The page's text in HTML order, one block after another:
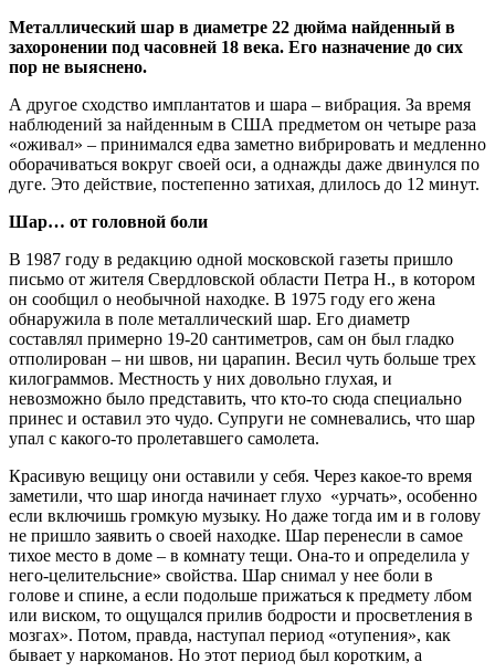
Металлический шар в диаметре 22 дюйма найденный в
захоронении под часовней 18 века. Его назначение до сих
пор не выяснено.
А другое сходство имплантатов и шара – вибрация. За время
наблюдений за найденным в США предметом он четыре раза
«оживал» – принимался едва заметно вибрировать и медленно
оборачиваться вокруг своей оси, а однажды даже двинулся по
дуге. Это действие, постепенно затихая, длилось до 12 минут.
Шар… от головной боли
В 1987 году в редакцию одной московской газеты пришло
письмо от жителя Свердловской области Петра Н., в котором
он сообщил о необычной находке. В 1975 году его жена
обнаружила в поле металлический шар. Его диаметр
составлял примерно 19-20 сантиметров, сам он был гладко
отполирован – ни швов, ни царапин. Весил чуть больше трех
килограммов. Местность у них довольно глухая, и
невозможно было представить, что кто-то сюда специально
принес и оставил это чудо. Супруги не сомневались, что шар
упал с какого-то пролетавшего самолета.
Красивую вещицу они оставили у себя. Через какое-то время
заметили, что шар иногда начинает глухо «урчать», особенно
если включишь громкую музыку. Но даже тогда им и в голову
не пришло заявить о своей находке. Шар перенесли в самое
тихое место в доме – в комнату тещи. Она-то и определила у
него-целительсние» свойства. Шар снимал у нее боли в
голове и спине, а если подольше прижаться к предмету лбом
или виском, то ощущался прилив бодрости и просветления в
мозгах». Потом, правда, наступал период «отупения», как
бывает у наркоманов. Но этот период был коротким, а